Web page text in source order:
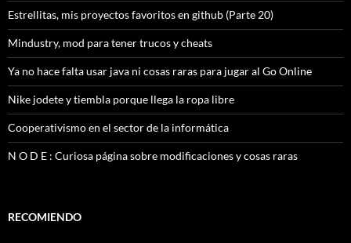
Estrellitas, mis proyectos favoritos en github (Parte 20)
Mindustry, mod para tener trucos y cheats
Ya no hace falta usar java ni cosas raras para jugar al Go Online
Nike jodete y tiembla porque llega la ropa libre
Cooperativismo en el sector de la informática
N O D E : Curiosa página sobre modificaciones y cosas raras
RECOMIENDO